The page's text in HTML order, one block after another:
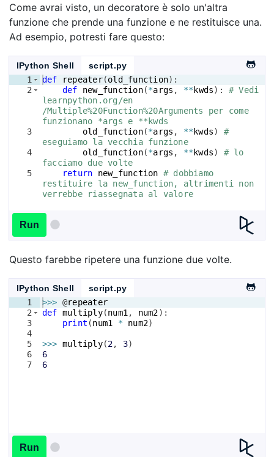
Come avrai visto, un decoratore è solo un'altra
funzione che prende una funzione e ne restituisce una.
Ad esempio, potresti fare questo:
IPython Shell
script.py
1
2
3
4
5
def repeater(old_function) :
def
new_function(*args , ** kwds) : # Vedi
learnpython.org/en
/Multiple%20Function%20Arguments per come
funzionano *args e **kwds
old_function(*args , ** kwds)
#
eseguiamo la vecchia funzione
old_function(*args , ** kwds)
# lo
facciamo due volte
return
new_function # dobbiamo
restituire la new_function, altrimenti non
verrebbe riassegnata al valore
Run
Questo farebbe ripetere una funzione due volte.
IPython Shell
script.py
1
2
3
4
5
6
7
>>> @repeater
def multiply(num1 , num2) :
print (num1 * num2)
>>> multiply(2, 3)
6
6
Run